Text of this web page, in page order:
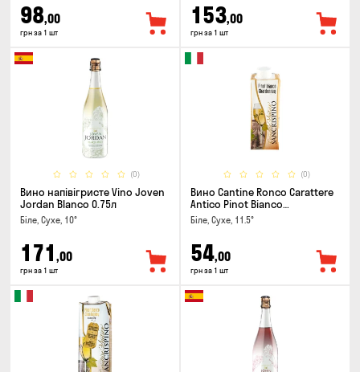
98,00
грн за 1 шт
153,00
грн за 1 шт
(0)
Вино напівігристе Vino Joven
Jordan Blanco 0.75л
Біле, Сухе, 10°
171 ,00
грн за 1 шт
(0)
Вино Cantine Ronco Carattere
Antico Pinot Bianco
Chardonnay Rubicone IGT 0.25л
Біле, Сухе, 11.5°
54,00
грн за 1 шт